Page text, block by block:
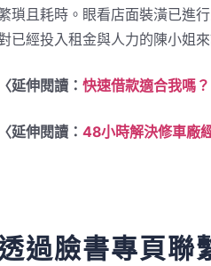
瑣且耗時。眼看店面裝潢已進
已經投入租金與人力的陳小姐
〈延伸閱讀： 快速借款適合我嗎
〈延伸閱讀： 48小時解決修車廠
過臉書專頁聯